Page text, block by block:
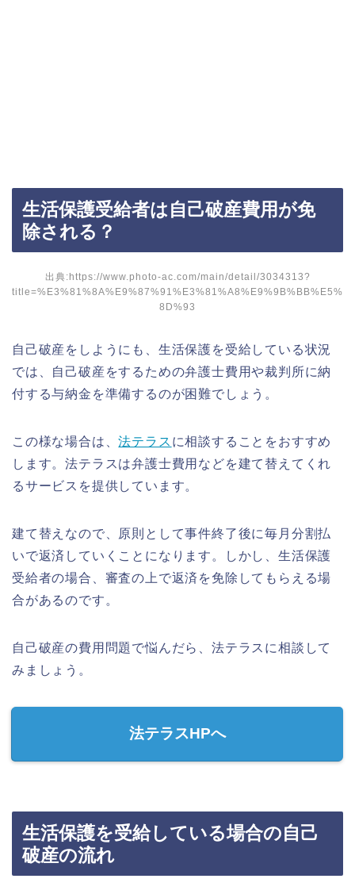
生活保護受給者は自己破産費用が免
除される？
出典:https://www.photo-ac.com/main/detail/3034313?
title=%E3%81%8A%E9%87%91%E3%81%A8%E9%9B%BB%E5%
8D%93
自己破産をしようにも、生活保護を受給している状況
では、自己破産をするための弁護士費用や裁判所に納
付する与納金を準備するのが困難でしょう。
この様な場合は、法テラス に相談することをおすすめ
します。法テラスは弁護士費用などを建て替えてくれ
るサービスを提供しています。
建て替えなので、原則として事件終了後に毎月分割払
いで返済していくことになります。しかし、生活保護
受給者の場合、審査の上で返済を免除してもらえる場
合があるのです。
自己破産の費用問題で悩んだら、法テラスに相談して
みましょう。
法テラスHPへ
生活保護を受給している場合の自己
破産の流れ